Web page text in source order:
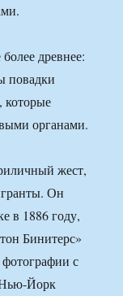
древнее:
повадки
которые
органами.
жест,
Он
в 1886 году,
Бинитерс»
с
Йорк